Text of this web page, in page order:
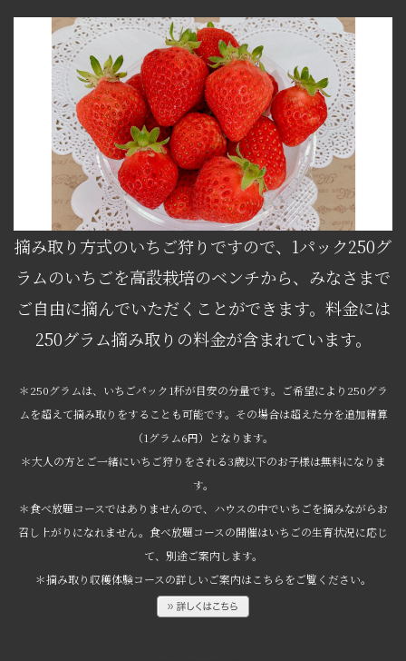
摘み取り方式のいちご狩りですので、1パック250グ
ラムのいちごを高設栽培のベンチから、みなさまで
ご自由に摘んでいただくことができます。料金には
250グラム摘み取りの料金が含まれています。
＊250グラムは、いちごパック1杯が目安の分量です。ご希望により250グラ
ムを超えて摘み取りをすることも可能です。その場合は超えた分を追加精算
（1グラム6円）となります。
＊大人の方とご一緒にいちご狩りをされる3歳以下のお子様は無料になりま
す。
＊食べ放題コースではありませんので、ハウスの中でいちごを摘みながらお
召し上がりになれません。食べ放題コースの開催はいちごの生育状況に応じ
て、別途ご案内します。
＊摘み取り収穫体験コースの詳しいご案内はこちらをご覧ください。